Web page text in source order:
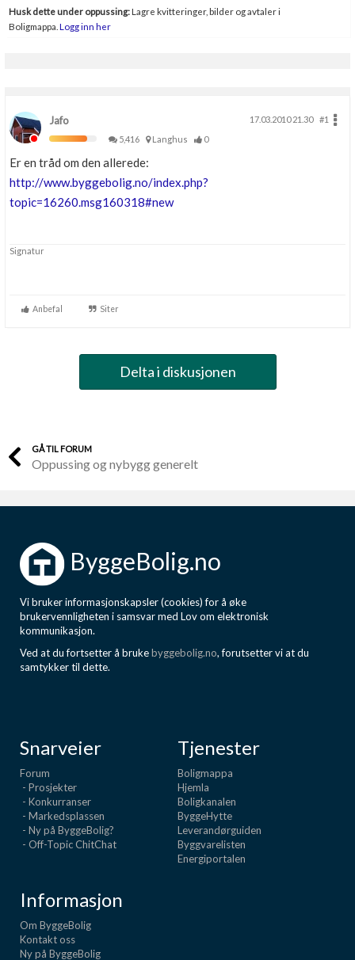
Husk dette under oppussing:Lagre kvitteringer, bilder og avtaler i
Boligmappa. Logg inn her
Jafo 17.03.2010 21.30
#1
5,416
Langhus 0
Er en tråd om den allerede:
http://www.byggebolig.no/index.php?
topic=16260.msg160318#new
Signatur
Anbefal Siter
Delta i diskusjonen
GÅ TIL FORUM
Oppussing og nybygg generelt
ByggeBolig.no
Vi bruker informasjonskapsler (cookies) for å øke
brukervennligheten i samsvar med Lov om elektronisk
kommunikasjon.
Ved at du fortsetter å brukebyggebolig.no, forutsetter vi at du
samtykker til dette.
Snarveier
Forum
- Prosjekter
- Konkurranser
- Markedsplassen
- Ny på ByggeBolig?
- Off-Topic ChitChat
Tjenester
Boligmappa
Hjemla
Boligkanalen
ByggeHytte
Leverandørguiden
Byggvarelisten
Energiportalen
Informasjon
Om ByggeBolig
Kontakt oss
Ny på ByggeBolig